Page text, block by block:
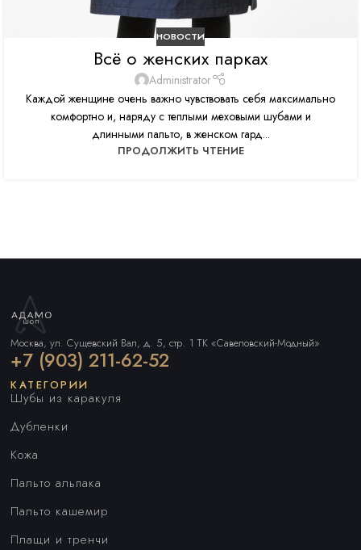
НОВОСТИ
Всё о женских парках
Administrator
Каждой женщине очень важно чувствовать себя максимально
комфортно и, наряду с теплыми меховыми шубами и
длинными пальто, в женском гард...
ПРОДОЛЖИТЬ ЧТЕНИЕ
Москва, ул. Сущевский Вал, д. 5, стр. 1 ТК «Савеловский-Модный»
+7 (903) 211-62-52
КАТЕГОРИИ
Шубы из каракуля
Дубленки
Кожа
Пальто альпака
Пальто кашемир
Плащи и тренчи